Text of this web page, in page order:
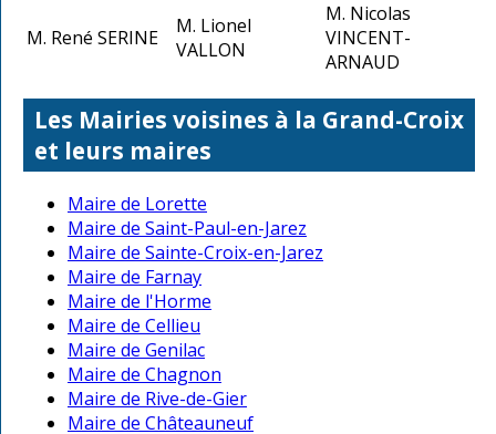
M. René SERINE
M. Lionel
VALLON
M. Nicolas
VINCENT-
ARNAUD
Les Mairies voisines à la Grand-Croix
et leurs maires
Maire de Lorette
Maire de Saint-Paul-en-Jarez
Maire de Sainte-Croix-en-Jarez
Maire de Farnay
Maire de l'Horme
Maire de Cellieu
Maire de Genilac
Maire de Chagnon
Maire de Rive-de-Gier
Maire de Châteauneuf